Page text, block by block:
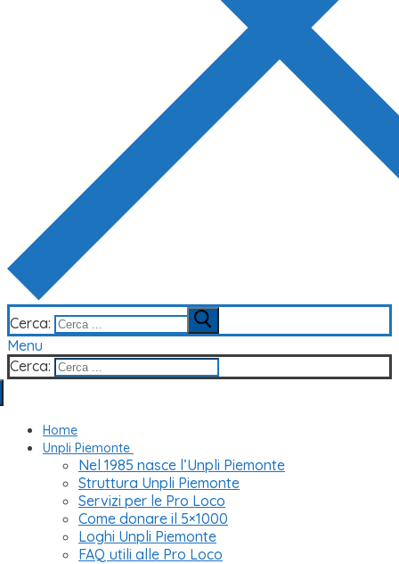
Cerca:
Menu
Cerca:
Home
Unpli Piemonte
Nel 1985 nasce l’Unpli Piemonte
Struttura Unpli Piemonte
Servizi per le Pro Loco
Come donare il 5×1000
Loghi Unpli Piemonte
FAQ utili alle Pro Loco